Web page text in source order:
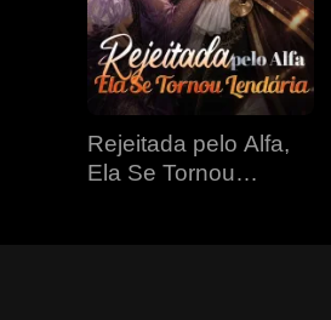
Rejeitada pelo Alfa,
Ela Se Tornou